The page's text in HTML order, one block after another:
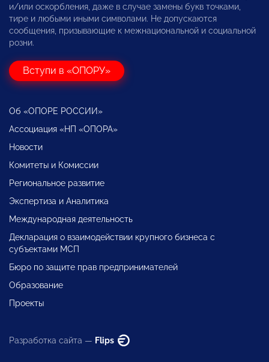
и/или оскорбления, даже в случае замены букв точками,
тире и любыми иными символами. Не допускаются
сообщения, призывающие к межнациональной и социальной
розни.
Вступи в «ОПОРУ»
Об «ОПОРЕ РОССИИ»
Ассоциация «НП «ОПОРА»
Новости
Комитеты и Комиссии
Региональное развитие
Экспертиза и Аналитика
Международная деятельность
Декларация о взаимодействии крупного бизнеса с
субъектами МСП
Бюро по защите прав предпринимателей
Образование
Проекты
Разработка сайта — Flips